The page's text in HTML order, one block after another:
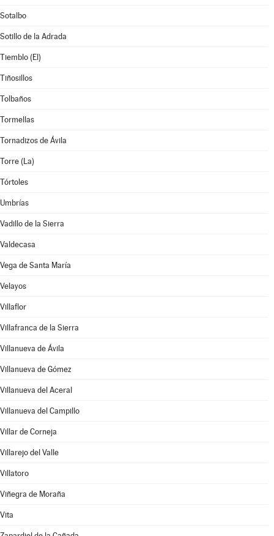
Sotalbo
Sotillo de la Adrada
Tiemblo (El)
Tiñosillos
Tolbaños
Tormellas
Tornadizos de Ávila
Torre (La)
Tórtoles
Umbrías
Vadillo de la Sierra
Valdecasa
Vega de Santa María
Velayos
Villaflor
Villafranca de la Sierra
Villanueva de Ávila
Villanueva de Gómez
Villanueva del Aceral
Villanueva del Campillo
Villar de Corneja
Villarejo del Valle
Villatoro
Viñegra de Moraña
Vita